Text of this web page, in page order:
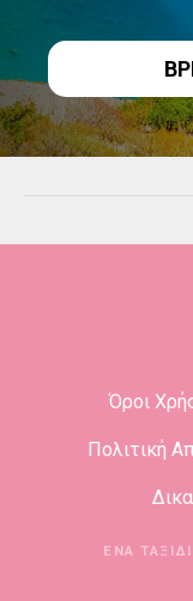
γ
η
Όροι
Πολιτική
ΈΝΑ